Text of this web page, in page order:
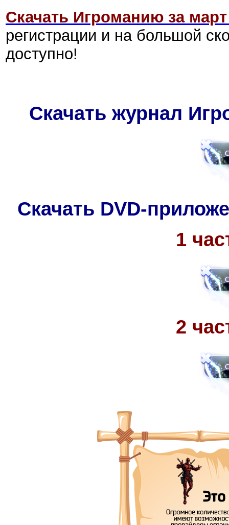
Скачать Игроманию за
регистрации и на большой
доступно!
Скачать журнал
Скачать DVD-
1
2